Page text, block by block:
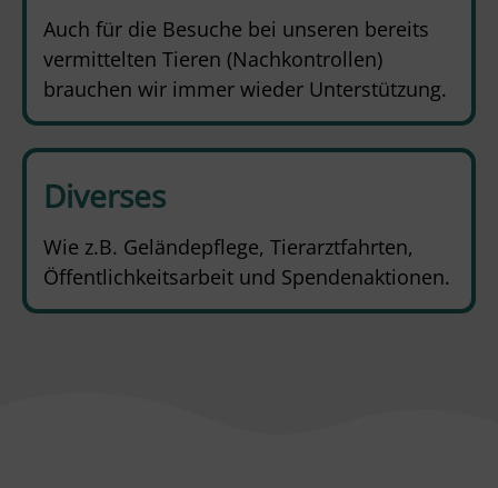
Auch für die Besuche bei unseren bereits
vermittelten Tieren (Nachkontrollen)
brauchen wir immer wieder Unterstützung.
Diverses
Wie z.B. Geländepflege, Tierarztfahrten,
Öffentlichkeitsarbeit und Spendenaktionen.